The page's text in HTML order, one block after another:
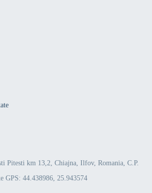
Pitesti km 13,2, Chiajna, Ilfov, Romania, C.P.
GPS: 44.438986, 25.943574